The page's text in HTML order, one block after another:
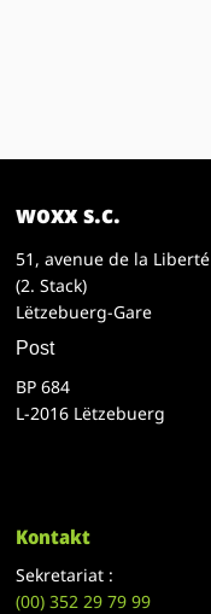
woxx s.c.
51, avenue de la Liberté
(2. Stack)
Lëtzebuerg-Gare
Post
BP 684
L-2016 Lëtzebuerg
Kontakt
Sekretariat :
(00)352 29 79 99